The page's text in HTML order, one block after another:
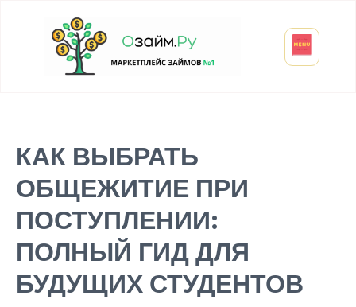
КАК ВЫБРАТЬ
ОБЩЕЖИТИЕ ПРИ
ПОСТУПЛЕНИИ:
ПОЛНЫЙ ГИД ДЛЯ
БУДУЩИХ СТУДЕНТОВ